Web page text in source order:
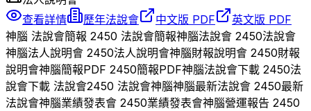
查看詳情
歷年法說會 中文版 PDF
英文版 PDF
神腦 法說會簡報 2450 法說會簡報神腦法說會 2450法說會
神腦法人說明會 2450法人說明會神腦財報說明會 2450財報
說明會神腦簡報PDF 2450簡報PDF神腦法說會下載 2450法
說會下載 法說會2450 法說會神腦神腦最新法說會 2450最新
法說會神腦業績發表會 2450業績發表會神腦營運報告 2450